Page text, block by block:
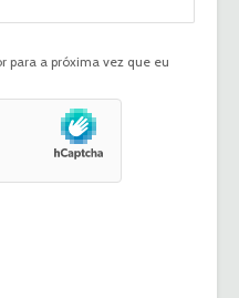
para a próxima vez que eu